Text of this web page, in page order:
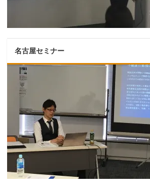
名古屋セミナー